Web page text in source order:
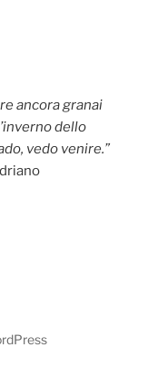
ancora granai
dello
vedo venire.”